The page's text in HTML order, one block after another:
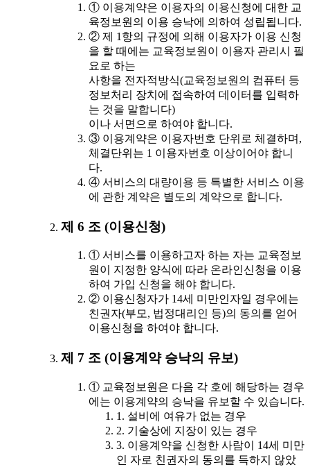
① 이용계약은 이용자의 이용신청에 대한 교
육정보원의 이용 승낙에 의하여 성립됩니다.
② 제 1항의 규정에 의해 이용자가 이용 신청
을 할 때에는 교육정보원이 이용자 관리시 필
요로 하는
사항을 전자적방식(교육정보원의 컴퓨터 등
정보처리 장치에 접속하여 데이터를 입력하
는 것을 말합니다)
이나 서면으로 하여야 합니다.
③ 이용계약은 이용자번호 단위로 체결하며,
체결단위는 1 이용자번호 이상이어야 합니
다.
④ 서비스의 대량이용 등 특별한 서비스 이용
에 관한 계약은 별도의 계약으로 합니다.
제 6 조 (이용신청)
① 서비스를 이용하고자 하는 자는 교육정보
원이 지정한 양식에 따라 온라인신청을 이용
하여 가입 신청을 해야 합니다.
② 이용신청자가 14세 미만인자일 경우에는
친권자(부모, 법정대리인 등)의 동의를 얻어
이용신청을 하여야 합니다.
제 7 조 (이용계약 승낙의 유보)
① 교육정보원은 다음 각 호에 해당하는 경우
에는 이용계약의 승낙을 유보할 수 있습니다.
1. 설비에 여유가 없는 경우
2. 기술상에 지장이 있는 경우
3. 이용계약을 신청한 사람이 14세 미만
인 자로 친권자의 동의를 득하지 않았